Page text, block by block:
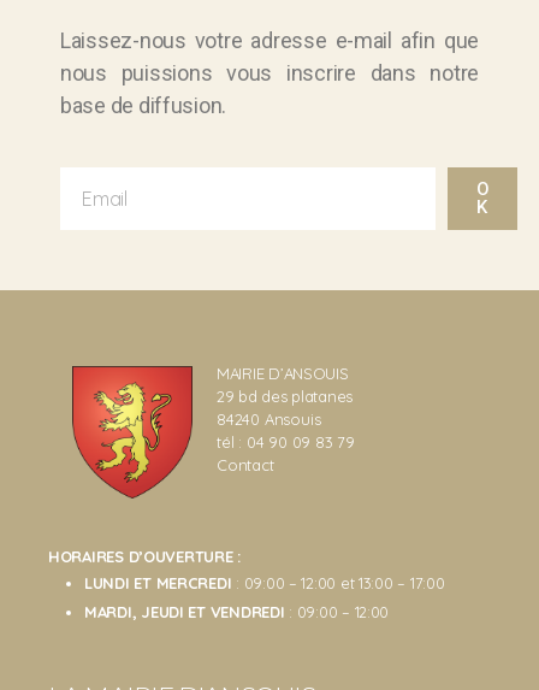
Laissez-nous votre adresse e-mail afin que
nous puissions vous inscrire dans notre
base de diffusion.
O
K
MAIRIE D’ANSOUIS
29 bd des platanes
84240 Ansouis
tél : 04 90 09 83 79
Contact
HORAIRES D’OUVERTURE :
LUNDI ET MERCREDI : 09:00 – 12:00 et 13:00 – 17:00
MARDI, JEUDI ET VENDREDI : 09:00 – 12:00